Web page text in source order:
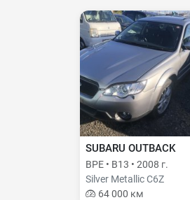
SUBARU OUTBACK
BPE • B13 • 2008 г.
Silver Metallic C6Z
64 000 км